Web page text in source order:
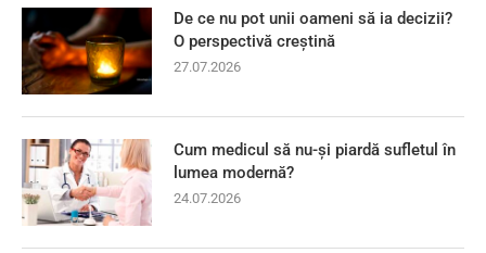
De ce nu pot unii oameni să ia decizii?
O perspectivă creștină
27.07.2026
Cum medicul să nu-și piardă sufletul în
lumea modernă?
24.07.2026